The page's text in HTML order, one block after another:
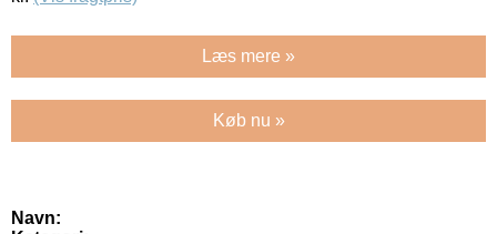
Læs mere »
Køb nu »
Navn: